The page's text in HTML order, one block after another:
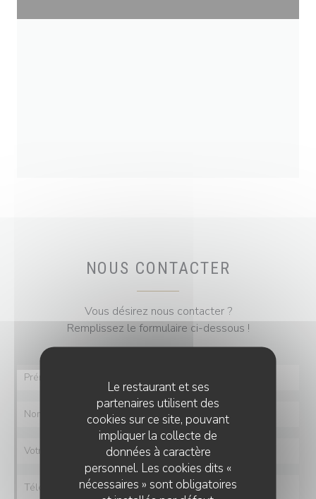
Le restaurant et ses
partenaires utilisent des
cookies sur ce site, pouvant
impliquer la collecte de
données à caractère
personnel. Les cookies dits «
nécessaires » sont obligatoires
NOUS CONTACTER
Vous désirez nous contacter ?
Remplissez le formulaire ci-dessous !